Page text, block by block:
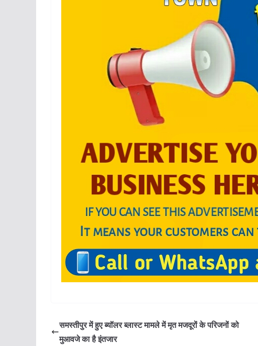
समस्तीपुर में हुए ब्यॉलर ब्लास्ट मामले में मृत मजदूरों के परिजनों को
मुआवजे का है इंतजार